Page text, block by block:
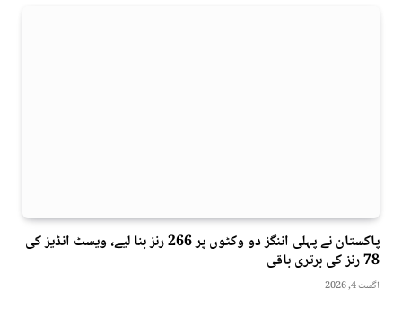
پاکستان نے پہلی اننگز دو وکٹوں پر 266 رنز بنا لیے، ویسٹ انڈیز کی
78 رنز کی برتری باقی
اگست 4, 2026